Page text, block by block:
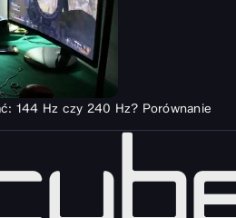
144 Hz czy 240 Hz? Porównanie